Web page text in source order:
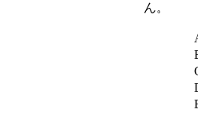
ん。
Aさ
B
C
D
Eさ